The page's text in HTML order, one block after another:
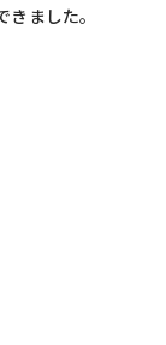
ました。